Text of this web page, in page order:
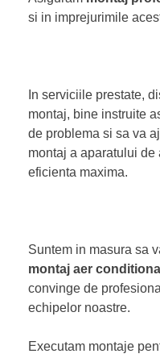
si in imprejurimile
In serviciile prestate,
montaj, bine instruite
de problema si sa va
montaj a aparatului de
eficienta maxima.
Suntem in masura sa
montaj aer
convinge de
echipelor noastre.
Executam montaje